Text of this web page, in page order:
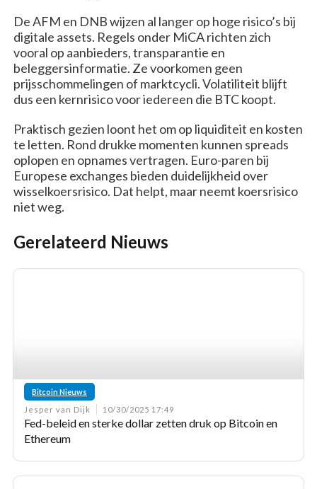
De AFM en DNB wijzen al langer op hoge risico’s bij
digitale assets. Regels onder MiCA richten zich
vooral op aanbieders, transparantie en
beleggersinformatie. Ze voorkomen geen
prijsschommelingen of marktcycli. Volatiliteit blijft
dus een kernrisico voor iedereen die BTC koopt.
Praktisch gezien loont het om op liquiditeit en kosten
te letten. Rond drukke momenten kunnen spreads
oplopen en opnames vertragen. Euro-paren bij
Europese exchanges bieden duidelijkheid over
wisselkoersrisico. Dat helpt, maar neemt koersrisico
niet weg.
Gerelateerd Nieuws
Bitcoin Nieuws
Jesper van Dijk
10/30/2025 17:49
Fed-beleid en sterke dollar zetten druk op Bitcoin en
Ethereum